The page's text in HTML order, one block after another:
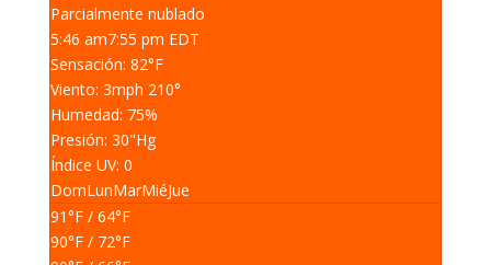
Parcialmente nublado
5:46 am7:55 pm EDT
Sensación: 82°F
Viento: 3mph 210°
Humedad: 75%
Presión: 30"Hg
Índice UV: 0
DomLunMarMiéJue
91°F/ 64°F
90°F/ 72°F